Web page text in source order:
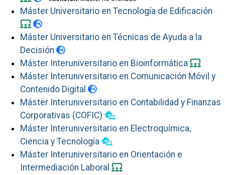
Máster Universitario en Tecnología de Edificación
Máster Universitario en Técnicas de Ayuda a la
Decisión
Máster Interuniversitario en Bioinformática
Máster Interuniversitario en Comunicación Móvil y
Contenido Digital
Máster Interuniversitario en Contabilidad y Finanzas
Corporativas (COFIC)
Máster Interuniversitario en Electroquímica,
Ciencia y Tecnología
Máster Interuniversitario en Orientación e
Intermediación Laboral